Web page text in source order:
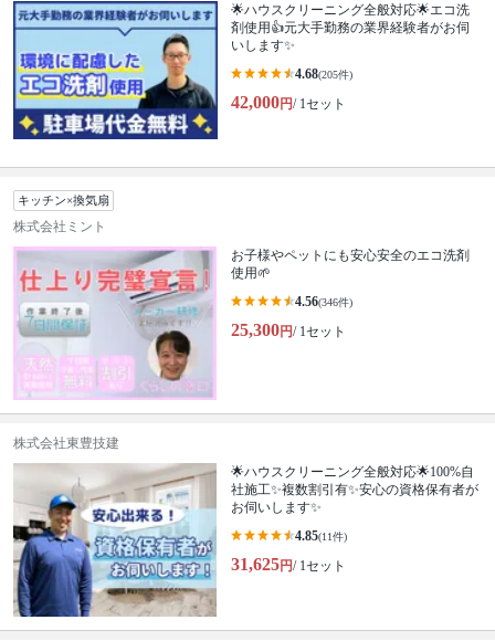
🌟ハウスクリーニング全般対応🌟エコ洗
剤使用👍元大手勤務の業界経験者がお伺
いします✨
4.68(205件)
42,000円/ 1セット
キッチン×換気扇
株式会社ミント
お子様やペットにも安心安全のエコ洗剤
使用🌱
4.56(346件)
25,300円/ 1セット
株式会社東豊技建
🌟ハウスクリーニング全般対応🌟100%自
社施工✨複数割引有✨安心の資格保有者が
お伺いします✨
4.85(11件)
31,625円/ 1セット